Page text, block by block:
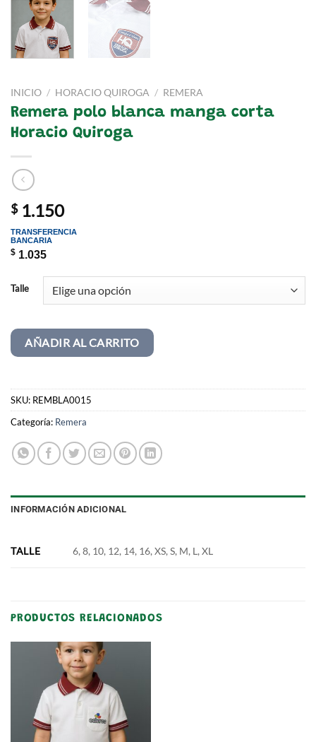
INICIO / HORACIO QUIROGA / REMERA
Remera polo blanca manga corta
Horacio Quiroga
$1.150
TRANSFERENCIA
BANCARIA
$ 1.035
Talle
AÑADIR AL CARRITO
SKU: REMBLA0015
Categoría: Remera
INFORMACIÓN ADICIONAL
TALLE 6, 8, 10, 12, 14, 16, XS, S, M, L, XL
PRODUCTOS RELACIONADOS